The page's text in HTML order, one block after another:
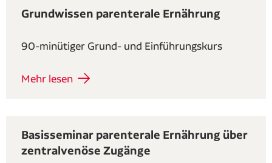
Grundwissen parenterale Ernährung
90-minütiger Grund- und Einführungskurs
Mehr lesen
Basisseminar parenterale Ernährung über
zentralvenöse Zugänge